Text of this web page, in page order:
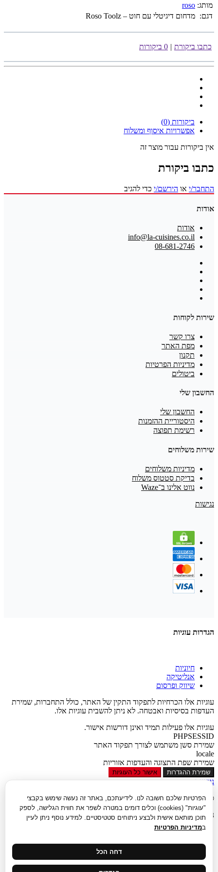
מותג: roso
דגם: מדחום דיגיטלי עם חוט – Roso Toolz
כתבו ביקורת | 0 ביקורות
ביקורות (0)
אפשרויות איסוף ומשלוח
אין ביקורות עבור מוצר זה
כתבו ביקורת
התחבר/י או הירשם/י כדי להגיב
אודות
אודות
info@la-cuisines.co.il
08-681-2746
שירות לקוחות
צרו קשר
מפת האתר
תקנון
מדיניות הפרטיות
ביטולים
החשבון שלי
החשבון שלי
היסטוריית ההזמנות
רשימת תפוצה
שירות משלוחים
מדיניות משלוחים
בדיקת סטטוס משלוח
נווט אלינו ב־Waze
נגישות
הפרטיות שלכם חשובה לנו. לידיעתכם, באתר זה נעשה שימוש בקבצי
"עוגיות" (cookies) וכלים דומים במטרה לשפר את חווית הגלישה, לספק
תוכן מותאם אישית ולבצע ניתוחים סטטיסטיים. למידע נוסף ניתן לעיין
במדיניות הפרטיות
דחה הכל
הגדרות עוגיות
חיוניות
אנליטיקה
שיווק ופרסום
עוגיות אלו הכרחיות לתפקוד התקין של האתר, כולל התחברות, שמירת
העדפות בסיסיות ואבטחה. לא ניתן להשבית עוגיות אלו.
עוגיות אלו פעילות תמיד ואינן דורשות אישור.
PHPSESSID
שמירת סשן משתמש לצורך תפקוד האתר
locale
שמירת שפת התצוגה והעדפות אזוריות
שמירת ההגדרות אישור כל העוגיות
נגישות
סגור
נגישות
הגדל טקסט
נגודיות גבוהה
ניגודיות הפוכה